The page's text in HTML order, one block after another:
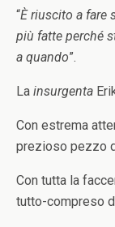
“È riuscito a fare
più fatte perché
a quando”.
La insurgenta
Con estrema
prezioso pezzo
Con tutta la
tutto-compreso